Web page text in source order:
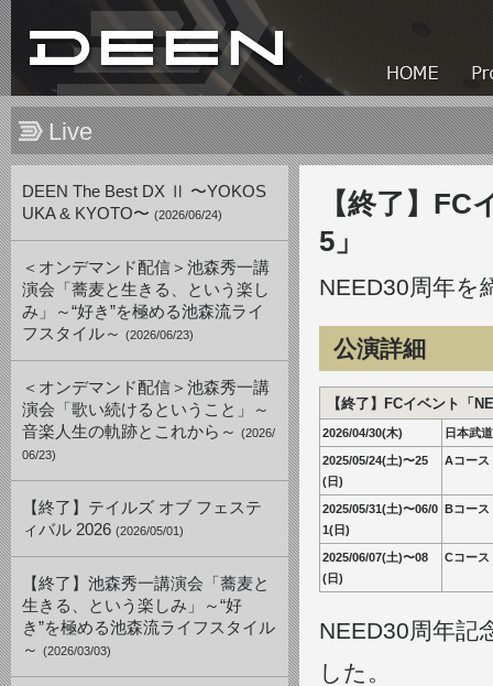
Live
DEEN The Best DX Ⅱ 〜YOKOS
UKA & KYOTO〜 (2026/06/24)
＜オンデマンド配信＞池森秀一講
演会「蕎麦と生きる、という楽し
み」～“好き”を極める池森流ライ
フスタイル～ (2026/06/23)
＜オンデマンド配信＞池森秀一講
演会「歌い続けるということ」～
音楽人生の軌跡とこれから～ (2026/
06/23)
【終了】テイルズ オブ フェステ
ィバル 2026 (2026/05/01)
【終了】池森秀一講演会「蕎麦と
生きる、という楽しみ」～“好
き”を極める池森流ライフスタイル
～ (2026/03/03)
【終了】
5」
NEED30周年を
公演詳細
【終了】FCイベント「
2026/04/30(木) 日本武
2025/05/24(土)〜25
(日)
Aコース
2025/05/31(土)〜06/0
1(日)
Bコース
2025/06/07(土)〜08
(日)
Cコース
NEED30周年記
した。